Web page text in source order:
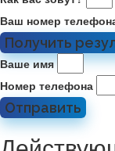
Ваш номер
Получить
Ваше имя
Номер телефона
Отправить